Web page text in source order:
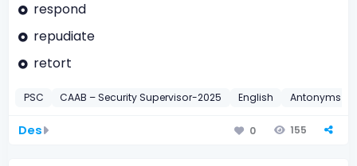
respond
repudiate
retort
PSC CAAB – Security Supervisor-2025 English Antonyms
Des 0 155